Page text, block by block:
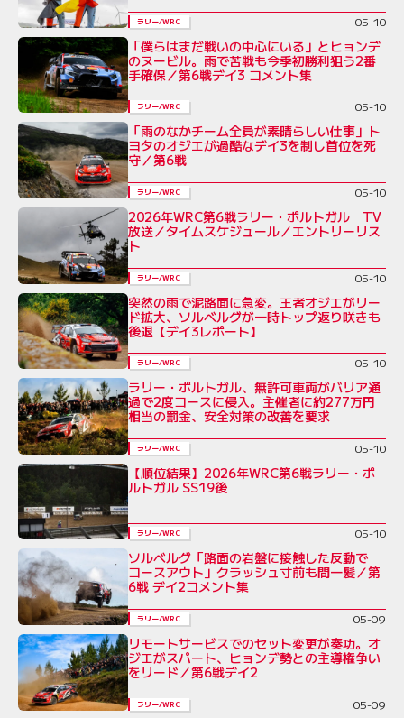
ラリー/WRC 05-10
「僕らはまだ戦いの中心にいる」とヒョンデ
のヌービル。雨で苦戦も今季初勝利狙う2番
手確保／第6戦デイ3 コメント集
ラリー/WRC 05-10
「雨のなかチーム全員が素晴らしい仕事」ト
ヨタのオジエが過酷なデイ3を制し首位を死
守／第6戦
ラリー/WRC 05-10
2026年WRC第6戦ラリー・ポルトガル TV
放送／タイムスケジュール／エントリーリス
ト
ラリー/WRC 05-10
突然の雨で泥路面に急変。王者オジエがリー
ド拡大、ソルベルグが一時トップ返り咲きも
後退【デイ3レポート】
ラリー/WRC 05-10
ラリー・ポルトガル、無許可車両がバリア通
過で2度コースに侵入。主催者に約277万円
相当の罰金、安全対策の改善を要求
ラリー/WRC 05-10
【順位結果】2026年WRC第6戦ラリー・ポ
ルトガル SS19後
ラリー/WRC 05-10
ソルベルグ「路面の岩盤に接触した反動で
コースアウト」クラッシュ寸前も間一髪／第
6戦 デイ2コメント集
ラリー/WRC 05-09
リモートサービスでのセット変更が奏功。オ
ジエがスパート、ヒョンデ勢との主導権争い
をリード／第6戦デイ2
ラリー/WRC 05-09